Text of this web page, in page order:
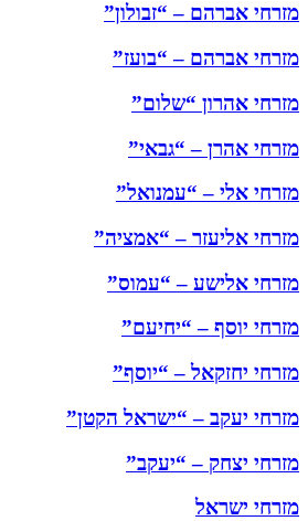
מזרחי אברהם – “זבולון”
מזרחי אברהם – “בועז”
מזרחי אהרון “שלום”
מזרחי אהרן – “גבאי”
מזרחי אלי – “עמנואל”
מזרחי אליעזר – “אמציה”
מזרחי אלישע – “עמוס”
מזרחי יוסף – “יחיעם”
מזרחי יחזקאל – “יוסף”
מזרחי יעקב – “ישראל הקטן”
מזרחי יצחק – “יעקב”
מזרחי ישראל